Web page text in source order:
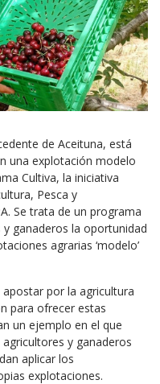
de Aceituna, está
una explotación modelo
Cultiva, la iniciativa
Pesca y
Se trata de un programa
ganaderos la oportunidad
agrarias ‘modelo’
apostar por la agricultura
para ofrecer estas
un ejemplo en el que
y ganaderos
aplicar los
explotaciones.